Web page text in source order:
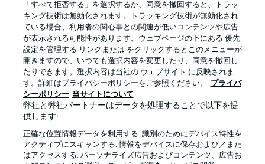
プライバシー・ポリシー 優先設定を管理する
利用条件 放送局
求人 選手
当サイトについて
「すべて拒否する」を選択するか、同意を撤回すると、トラッ
キング技術は無効化されます。トラッキング技術が無効化され
ている場合、利用者の関心事との関連が低いコンテンツや広告
が表示される可能性があります。ウェブページの下にある 優先
設定を管理する リンクまたは をクリックするとこのメニューが
開きますので、いつでも選択内容を変更したり、同意を撤回し
たりできます。選択内容は当社の ウェブサイト に反映されま
す。詳細はプライバシーポリシーをご参照ください。
プライバ
シーポリシー 当サイトについて
弊社と弊社パートナーはデータを処理することで以下を提
供します:
正確な位置情報データを利用する. 識別のためにデバイス特性を
アクティブにスキャンする. 情報をデバイスに保存および／また
はアクセスする. パーソナライズ広告およびコンテンツ、広告お